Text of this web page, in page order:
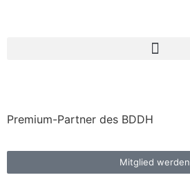
Premium-Partner des BDDH
Mitglied werden